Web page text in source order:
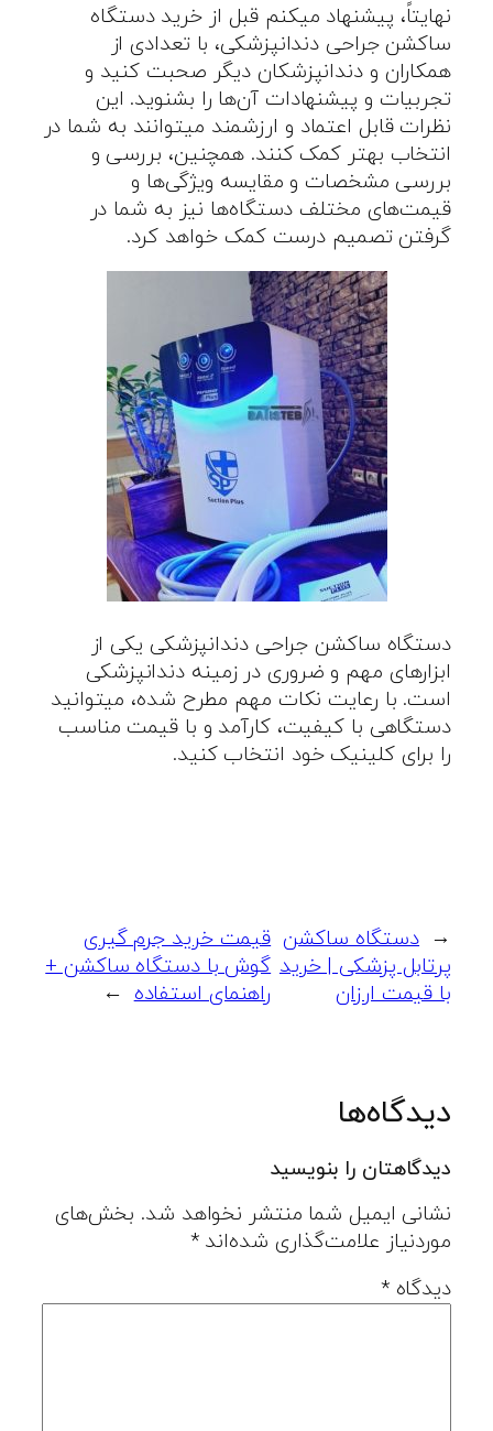
نهایتاً، پیشنهاد میکنم قبل از خرید دستگاه
ساکشن جراحی دندانپزشکی، با تعدادی از
همکاران و دندانپزشکان دیگر صحبت کنید و
تجربیات و پیشنهادات آن‌ها را بشنوید. این
نظرات قابل اعتماد و ارزشمند میتوانند به شما در
انتخاب بهتر کمک کنند. همچنین، بررسی و
بررسی مشخصات و مقایسه ویژگی‌ها و
قیمت‌های مختلف دستگاه‌ها نیز به شما در
گرفتن تصمیم درست کمک خواهد کرد.
دستگاه ساکشن جراحی دندانپزشکی یکی از
ابزارهای مهم و ضروری در زمینه دندانپزشکی
است. با رعایت نکات مهم مطرح شده، میتوانید
دستگاهی با کیفیت، کارآمد و با قیمت مناسب
را برای کلینیک خود انتخاب کنید.
← دستگاه ساکشن
پرتابل پزشکی | خرید
با قیمت ارزان
قیمت خرید جرم گیری
گوش با دستگاه ساکشن +
راهنمای استفاده →
دیدگاه‌ها
دیدگاهتان را بنویسید
نشانی ایمیل شما منتشر نخواهد شد. بخش‌های
موردنیاز علامت‌گذاری شده‌اند*
دیدگاه*